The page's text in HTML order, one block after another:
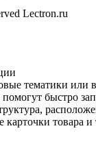
Lectron.ru
тематики или
быстро
товара и